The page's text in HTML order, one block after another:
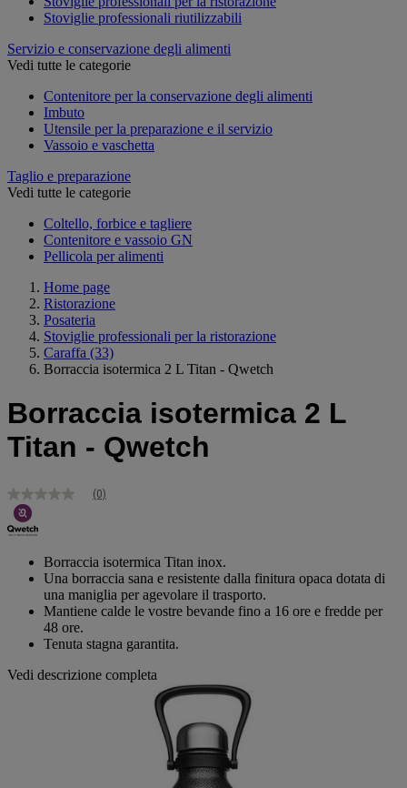
Stoviglie professionali riutilizzabili
Servizio e conservazione degli alimenti
Vedi tutte le categorie
Contenitore per la conservazione degli alimenti
Imbuto
Utensile per la preparazione e il servizio
Vassoio e vaschetta
Taglio e preparazione
Vedi tutte le categorie
Coltello, forbice e tagliere
Contenitore e vassoio GN
Pellicola per alimenti
Home page
Ristorazione
Posateria
Stoviglie professionali per la ristorazione
Caraffa (33)
Borraccia isotermica 2 L Titan - Qwetch
Borraccia isotermica 2 L
Titan - Qwetch
Nessuna
valutazione
Stesso
pagina.
(0)
Borraccia isotermica Titan inox.
Una borraccia sana e resistente dalla finitura opaca dotata di
una maniglia per agevolare il trasporto.
Mantiene calde le vostre bevande fino a 16 ore e fredde per
48 ore.
Tenuta stagna garantita.
Vedi descrizione completa